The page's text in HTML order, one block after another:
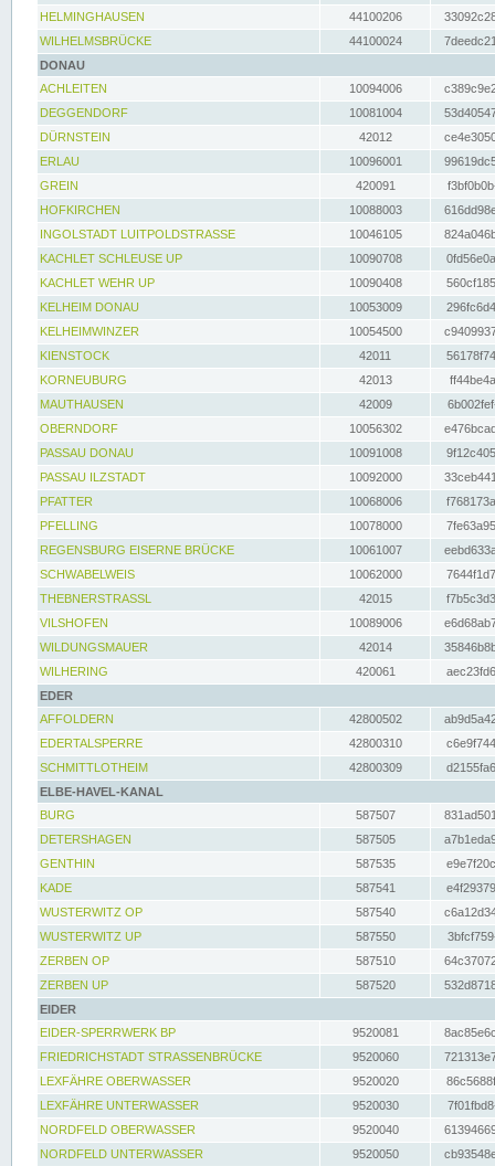
HELMINGHAUSEN
44100206
WILHELMSBRÜCKE
44100024
DONAU
ACHLEITEN
10094006
DEGGENDORF
10081004
DÜRNSTEIN
42012
ERLAU
10096001
GREIN
420091
HOFKIRCHEN
10088003
INGOLSTADT LUITPOLDSTRASSE
10046105
KACHLET SCHLEUSE UP
10090708
KACHLET WEHR UP
10090408
KELHEIM DONAU
10053009
KELHEIMWINZER
10054500
KIENSTOCK
42011
KORNEUBURG
42013
MAUTHAUSEN
42009
OBERNDORF
10056302
PASSAU DONAU
10091008
PASSAU ILZSTADT
10092000
PFATTER
10068006
PFELLING
10078000
REGENSBURG EISERNE BRÜCKE
10061007
SCHWABELWEIS
10062000
THEBNERSTRASSL
42015
VILSHOFEN
10089006
WILDUNGSMAUER
42014
WILHERING
420061
EDER
AFFOLDERN
42800502
EDERTALSPERRE
42800310
SCHMITTLOTHEIM
42800309
ELBE-HAVEL-KANAL
BURG
587507
DETERSHAGEN
587505
GENTHIN
587535
KADE
587541
WUSTERWITZ OP
587540
WUSTERWITZ UP
587550
ZERBEN OP
587510
ZERBEN UP
587520
EIDER
EIDER-SPERRWERK BP
9520081
FRIEDRICHSTADT STRASSENBRÜCKE
9520060
LEXFÄHRE OBERWASSER
9520020
LEXFÄHRE UNTERWASSER
9520030
NORDFELD OBERWASSER
9520040
NORDFELD UNTERWASSER
9520050